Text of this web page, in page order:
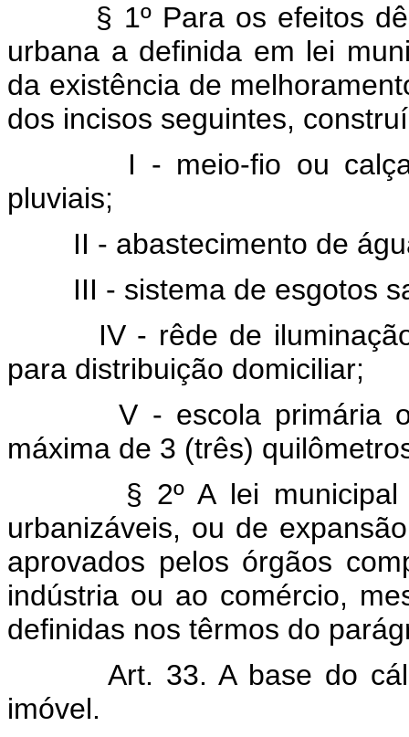
§ 1º Para os efeitos
urbana a definida em lei
da existência de
dos incisos seguintes,
I - meio-fio ou
pluviais;
II - abastecimento de
III - sistema de esgotos
IV - rêde de iluminação
para distribuição domiciliar;
V - escola primária ou
máxima de 3 (três)
§ 2º A lei municipal
urbanizáveis, ou de
aprovados pelos órgãos
indústria ou ao comércio,
definidas nos têrmos do
Art. 33. A base do
imóvel.